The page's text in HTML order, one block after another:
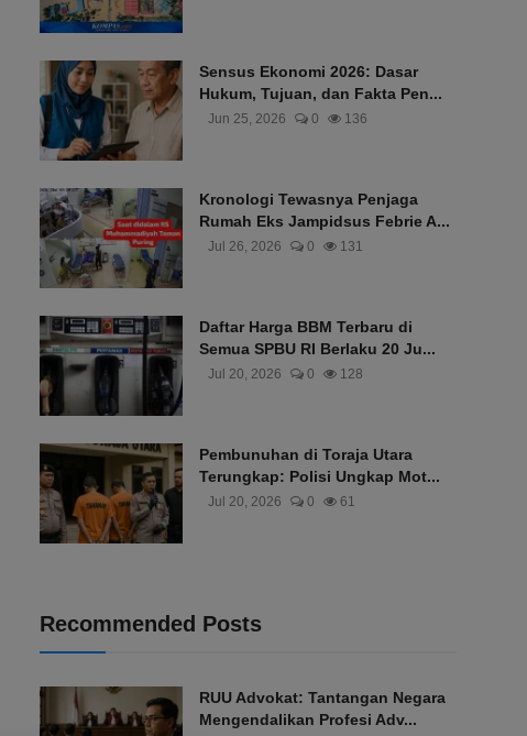
Sensus Ekonomi 2026: Dasar
Hukum, Tujuan, dan Fakta Pen...
Jun 25, 2026 0 136
Kronologi Tewasnya Penjaga
Rumah Eks Jampidsus Febrie A...
Jul 26, 2026 0 131
Daftar Harga BBM Terbaru di
Semua SPBU RI Berlaku 20 Ju...
Jul 20, 2026 0 128
Pembunuhan di Toraja Utara
Terungkap: Polisi Ungkap Mot...
Jul 20, 2026 0 61
Recommended Posts
RUU Advokat: Tantangan Negara
Mengendalikan Profesi Adv...